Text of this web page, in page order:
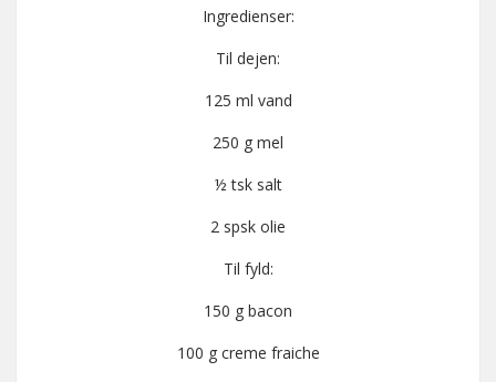
Ingredienser:
Til dejen:
125 ml vand
250 g mel
½ tsk salt
2 spsk olie
Til fyld:
150 g bacon
100 g creme fraiche